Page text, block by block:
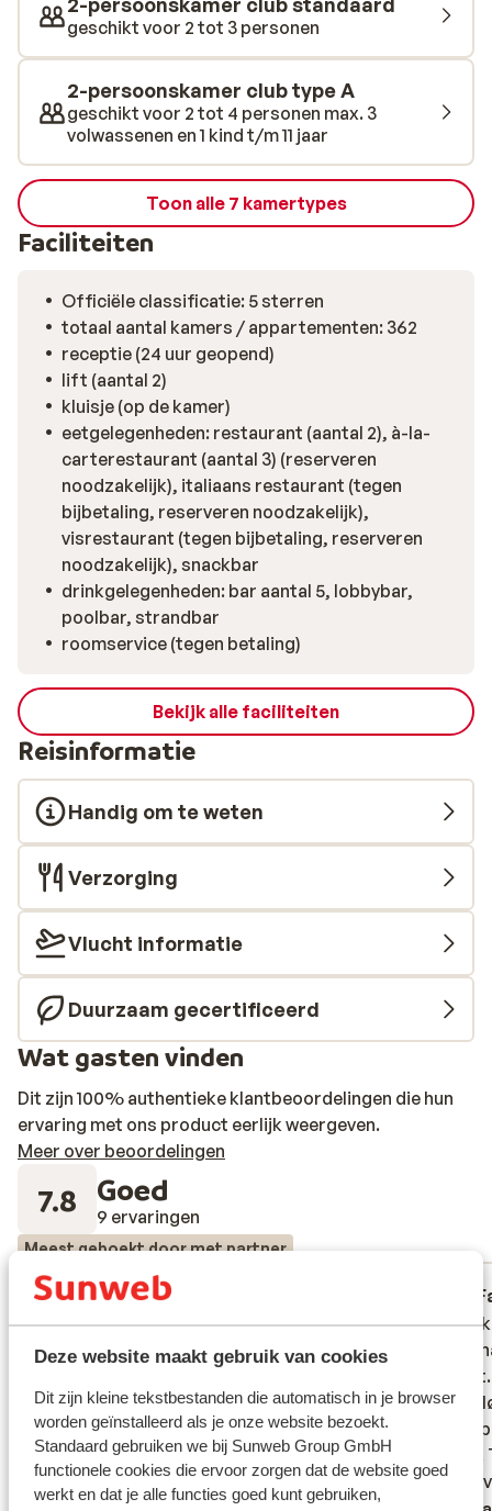
Deze website maakt gebruik van cookies
Dit zijn kleine tekstbestanden die automatisch in je browser
worden geïnstalleerd als je onze website bezoekt.
Standaard gebruiken we bij Sunweb Group GmbH
functionele cookies die ervoor zorgen dat de website goed
werkt en dat je alle functies goed kunt gebruiken,
Voor volledige ontspanning boek je een rustgevende
massage en kom je heerlijk tot rust in de hamam van het
hotel.
geschikt voor 2 tot 3 personen
2-persoonskamer club type A
geschikt voor 2 tot 4 personen max. 3
volwassenen en 1 kind t/m 11 jaar
Toon alle 7 kamertypes
Faciliteiten
Officiële classificatie: 5 sterren
totaal aantal kamers / appartementen: 362
receptie (24 uur geopend)
lift (aantal 2)
kluisje (op de kamer)
eetgelegenheden: restaurant (aantal 2), à-la-
carterestaurant (aantal 3) (reserveren
noodzakelijk), italiaans restaurant (tegen
bijbetaling, reserveren noodzakelijk),
visrestaurant (tegen bijbetaling, reserveren
noodzakelijk), snackbar
drinkgelegenheden: bar aantal 5, lobbybar,
poolbar, strandbar
roomservice (tegen betaling)
Bekijk alle faciliteiten
Reisinformatie
Handig om te weten
Verzorging
Vlucht informatie
Duurzaam gecertificeerd
Wat gasten vinden
Dit zijn 100% authentieke klantbeoordelingen die hun
ervaring met ons product eerlijk weergeven.
Meer over beoordelingen
7.8 Goed
9 ervaringen
Meest geboekt door met partner
9.1 Fantastisch
Een echt family park met voldoen ruimte
voor iedereen
Een echt family park met voldoen ruimte
voor iedereen
Vi har
aldrig
var
Vi har
aldrig
var